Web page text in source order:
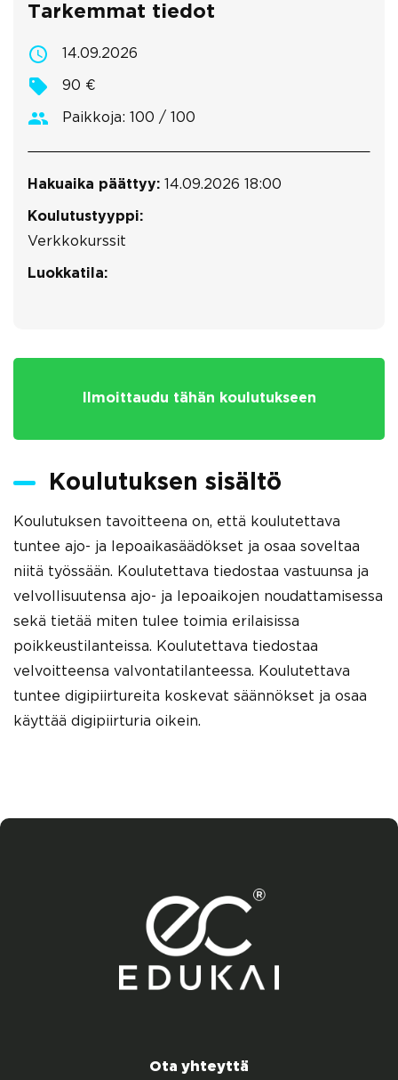
Tarkemmat tiedot
14.09.2026
90 €
Paikkoja: 100 / 100
Hakuaika päättyy: 14.09.2026 18:00
Koulutustyyppi:
Verkkokurssit
Luokkatila:
Ilmoittaudu tähän koulutukseen
Koulutuksen sisältö
Koulutuksen tavoitteena on, että koulutettava
tuntee ajo- ja lepoaikasäädökset ja osaa soveltaa
niitä työssään. Koulutettava tiedostaa vastuunsa ja
velvollisuutensa ajo- ja lepoaikojen noudattamisessa
sekä tietää miten tulee toimia erilaisissa
poikkeustilanteissa. Koulutettava tiedostaa
velvoitteensa valvontatilanteessa. Koulutettava
tuntee digipiirtureita koskevat säännökset ja osaa
käyttää digipiirturia oikein.
Ota yhteyttä